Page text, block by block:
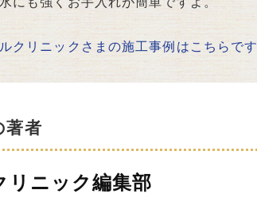
クリニックさまの施工事例はこちらです
著者
リニック編集部